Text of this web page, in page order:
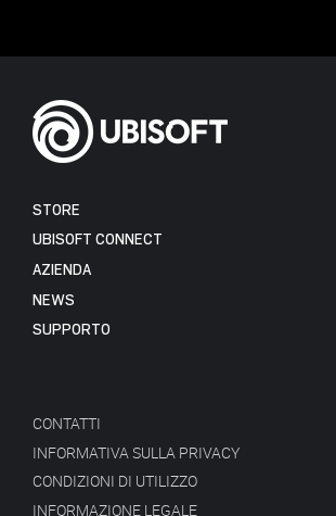
STORE
UBISOFT CONNECT
AZIENDA
NEWS
SUPPORTO
CONTATTI
INFORMATIVA SULLA PRIVACY
CONDIZIONI DI UTILIZZO
INFORMAZIONE LEGALE